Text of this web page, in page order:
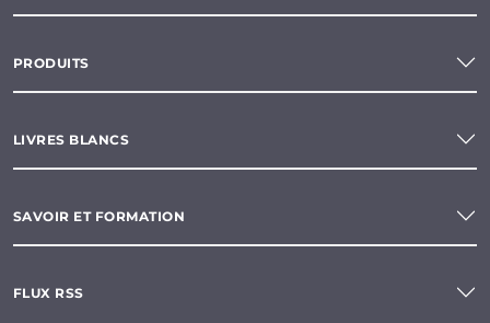
PRODUITS
LIVRES BLANCS
SAVOIR ET FORMATION
FLUX RSS